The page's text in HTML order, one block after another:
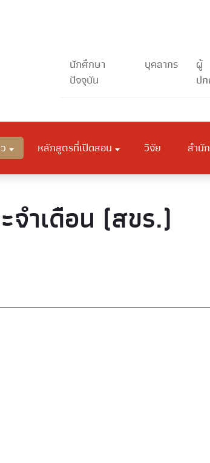
นักศึกษา
ปัจจุบัน
บุคลากร
ผู้
ป
หลักสูตรที่เปิดสอน วิจัย สำนั
ำเดือน (สขร.)